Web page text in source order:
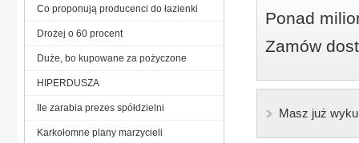
Ponad
Zamów
Masz już
Co proponują producenci do łazienki
Drożej o 60 procent
Duże, bo kupowane za pożyczone
HIPERDUSZA
Ile zarabia prezes spółdzielni
Karkołomne plany marzycieli